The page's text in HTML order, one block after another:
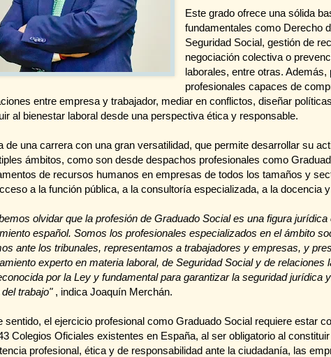
Este grado ofrece una sólida
fundamentales como Derecho
Seguridad Social, gestión de
negociación colectiva o
laborales, entre otras. Además,
profesionales capaces de
entre empresa y trabajador, mediar en conflictos, diseñar
al bienestar laboral desde una perspectiva ética y responsable.
de una carrera con una gran versatilidad, que permite desarrollar su
ámbitos, como son desde despachos profesionales como
de recursos humanos en empresas de todos los tamaños y
a la función pública, a la consultoría especializada, a la docencia
olvidar que la profesión de Graduado Social es una figura
español. Somos los profesionales especializados en el ámbito
ante los tribunales, representamos a trabajadores y empresas, y
experto en materia laboral, de Seguridad Social y de relaciones
por la Ley y fundamental para garantizar la seguridad jurídica
trabajo", indica Joaquín Merchán.
sentido, el ejercicio profesional como Graduado Social requiere estar
Colegios Oficiales existentes en España, al ser obligatorio al
profesional, ética y de responsabilidad ante la ciudadanía, las